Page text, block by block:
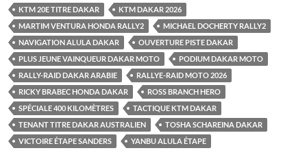
KTM 20E TITRE DAKAR
KTM DAKAR 2026
MARTIM VENTURA HONDA RALLY2
MICHAEL DOCHERTY RALLY2
NAVIGATION ALULA DAKAR
OUVERTURE PISTE DAKAR
PLUS JEUNE VAINQUEUR DAKAR MOTO
PODIUM DAKAR MOTO
RALLY-RAID DAKAR ARABIE
RALLYE-RAID MOTO 2026
RICKY BRABEC HONDA DAKAR
ROSS BRANCH HERO
SPÉCIALE 400 KILOMÈTRES
TACTIQUE KTM DAKAR
TENANT TITRE DAKAR AUSTRALIEN
TOSHA SCHAREINA DAKAR
VICTOIRE ÉTAPE SANDERS
YANBU ALULA ÉTAPE